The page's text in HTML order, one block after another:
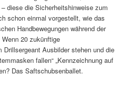
diese die Sicherheitshinweise zum
schon einmal vorgestellt, wie das
Handbewegungen während der
20 zukünftige
Drillsergeant Ausbilder stehen und die
fallen“ „Kennzeichnung auf
Das Saftschubsenballet.